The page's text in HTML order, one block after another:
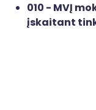
010 - MVĮ
įskaitant